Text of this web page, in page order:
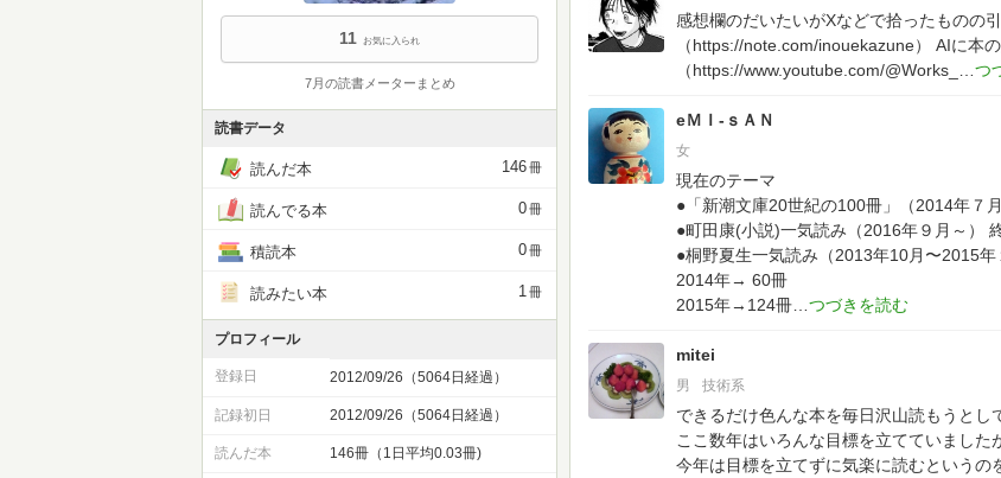
感想欄のだいたいがXなどで拾ったものの引
（https://note.com/inouekazune）
AIに本
（https://www.youtube.com/@Works_
eＭＩ-ｓＡＮ
女
現在のテーマ
●「新潮文庫20世紀の100冊」（2014年７
●町田康(小説)一気読み（2016年９月～）
●桐野夏生一気読み（2013年10月〜2015年
2014年→ 60冊
2015年→124冊
mitei
男 技術系
できるだけ色んな本を毎日沢山読もうとし
ここ数年はいろんな目標を立てていまし
今年は目標を立てずに気楽に読むというの
11 お気に入られ
7月の読書メーターまとめ
読書データ
読んだ本 146冊
読んでる本 0冊
積読本 0冊
読みたい本 1冊
プロフィール
登録日 2012/09/26（5064日経過）
記録初日 2012/09/26（5064日経過）
読んだ本 146冊（1日平均0.03冊)